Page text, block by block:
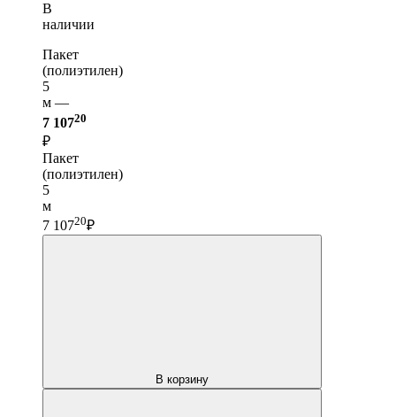
В
наличии
Пакет
(полиэтилен)
5
м —
7 10720
₽
Пакет
(полиэтилен)
5
м
7 10720₽
В корзину